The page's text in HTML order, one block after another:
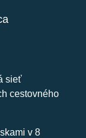
sieť
cestovného
v 8